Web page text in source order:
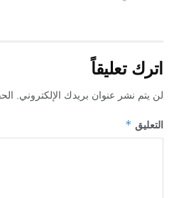
اترك تعليقاً
لن يتم نشر عنوان بريدك الإلكتروني.
التعليق *